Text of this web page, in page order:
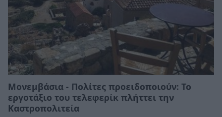
Μονεμβάσια - Πολίτες προειδοποιούν: Το
εργοτάξιο του τελεφερίκ πλήττει την
Καστροπολιτεία